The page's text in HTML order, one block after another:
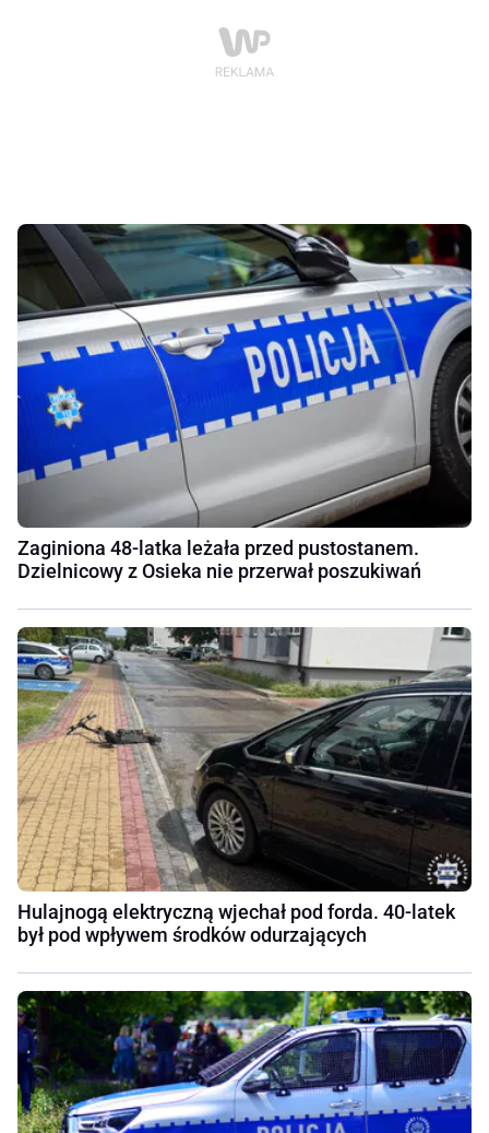
Zaginiona 48-latka leżała przed pustostanem.
Dzielnicowy z Osieka nie przerwał poszukiwań
Hulajnogą elektryczną wjechał pod forda. 40-latek
był pod wpływem środków odurzających